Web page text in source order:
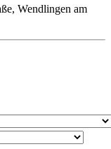
Wendlingen am